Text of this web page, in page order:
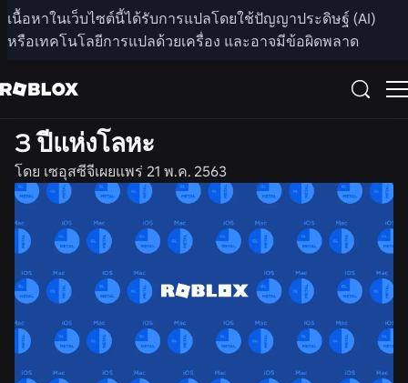
เนื้อหาในเว็บไซต์นี้ได้รับการแปลโดยใช้ปัญญาประดิษฐ์ (AI)
หรือเทคโนโลยีการแปลด้วยเครื่อง และอาจมีข้อผิดพลาด
แชร์
วิศวกรรม
3 ปีแห่งโลหะ
โดย เซอุสซีจีเผยแพร่ 21 พ.ค. 2563